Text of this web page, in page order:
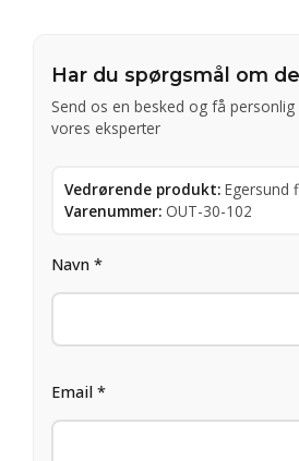
Har du spørgsmål om
Send os en besked og få
vores eksperter
Vedrørende produkt: Egersund
Varenummer: OUT-30-102
Navn *
Email *